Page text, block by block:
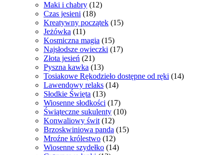
Maki i chabry (12)
Czas jesieni (18)
Kreatywny początek (15)
Jeżówka (11)
Kosmiczna magia (15)
Najsłodsze owieczki (17)
Złota jesień (21)
Pyszna kawka (13)
Tosiakowe Rękodzieło dostępne od ręki (14)
Lawendowy relaks (14)
Słodkie Święta (13)
Wiosenne słodkości (17)
Świąteczne sukulenty (10)
Konwaliowy świt (12)
Brzoskwiniowa panda (15)
Mroźne królestwo (12)
Wiosenne szydełko (14)